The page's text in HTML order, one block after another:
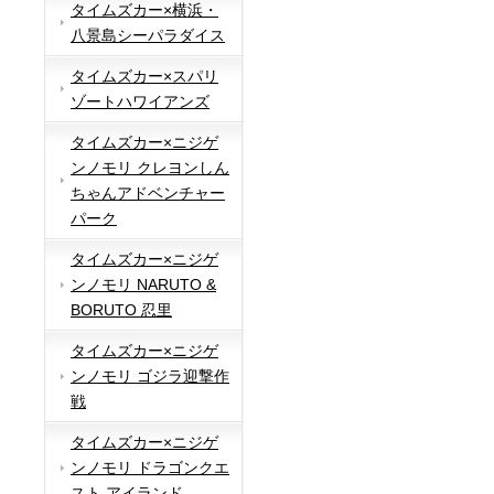
タイムズカー×横浜・
八景島シーパラダイス
タイムズカー×スパリ
ゾートハワイアンズ
タイムズカー×ニジゲ
ンノモリ クレヨンしん
ちゃんアドベンチャー
パーク
タイムズカー×ニジゲ
ンノモリ NARUTO &
BORUTO 忍里
タイムズカー×ニジゲ
ンノモリ ゴジラ迎撃作
戦
タイムズカー×ニジゲ
ンノモリ ドラゴンクエ